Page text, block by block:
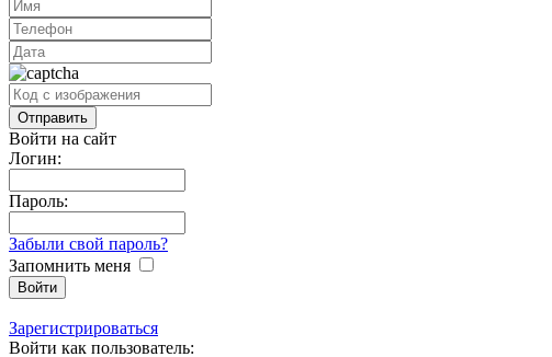
Войти на сайт
Логин:
Пароль:
Забыли свой пароль?
Запомнить меня
Зарегистрироваться
Войти как пользователь: